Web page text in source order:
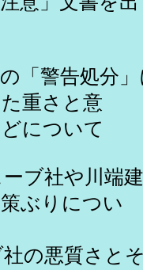
警告処分」
重さと意
ついて
ブ社や川端
ぶりについ
悪質さと